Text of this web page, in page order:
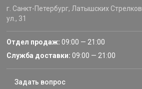
г. Санкт-Петербург, Латышских Стрелков
ул., 31
Отдел продаж: 09:00 — 21:00
Служба доставки: 09:00 — 21:00
Задать вопрос